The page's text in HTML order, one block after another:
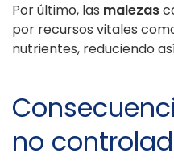
Por último, las malezas
por recursos vitales
nutrientes, reduciendo
no